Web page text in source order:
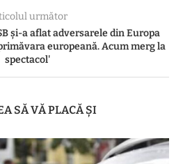
următor
și-a aflat adversarele din Europa
europeană. Acum merg la
spectacol'
SĂ VĂ PLACĂ ȘI